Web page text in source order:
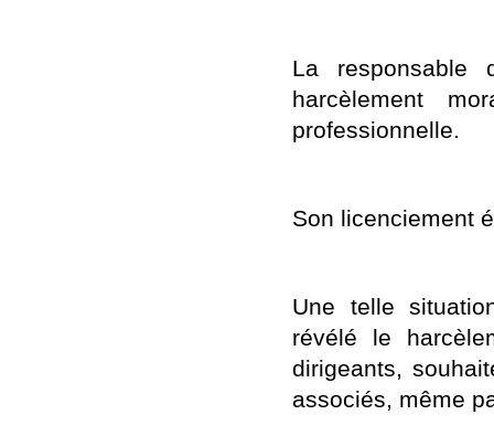
La responsable
harcèlement
professionnelle.
Son licenciement
Une telle
révélé le
dirigeants,
associés, même